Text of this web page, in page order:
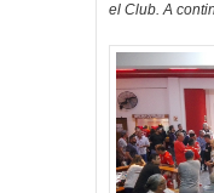
el Club. A